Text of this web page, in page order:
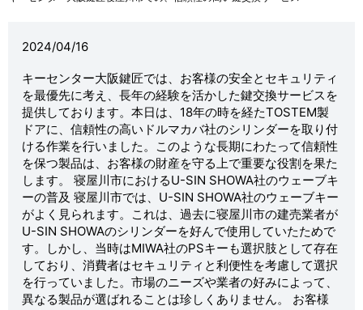
2024/04/16
キーセンター大阪鍵匠では、お客様の安全とセキュリティ
を最優先に考え、長年の経験を活かした鍵交換サービスを
提供しております。本日は、18年の時を経たTOSTEM製
ドアに、信頼性の高いドルマカバ社のシリンダーを取り付
ける作業を行いました。このような長期にわたって信頼性
を保つ製品は、お客様の財産を守る上で重要な役割を果た
します。 寝屋川市におけるU-SIN SHOWA社のウェーブキ
ーの普及 寝屋川市では、U-SIN SHOWA社のウェーブキー
がよく見られます。これは、過去に寝屋川市の建売業者が
U-SIN SHOWAのシリンダーを好んで使用していたためで
す。しかし、当時はMIWA社のPSキーも選択肢として存在
しており、消費者はセキュリティと利便性を考慮して選択
を行っていました。市場のニーズや業者の好みによって、
異なる製品が選ばれることは珍しくありません。 お客様